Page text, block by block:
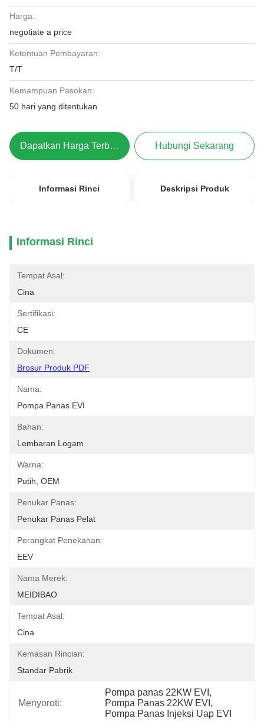
Harga:
negotiate a price
Ketentuan Pembayaran:
T/T
Kemampuan Pasokan:
50 hari yang ditentukan
Dapatkan Harga Terbaik Hubungi Sekarang
Informasi Rinci Deskripsi Produk
Informasi Rinci
Tempat Asal:
Cina
Sertifikasi:
CE
Dokumen:
Brosur Produk PDF
Nama:
Pompa Panas EVI
Bahan:
Lembaran Logam
Warna:
Putih, OEM
Penukar Panas:
Penukar Panas Pelat
Perangkat Penekanan:
EEV
Nama Merek:
MEIDIBAO
Tempat Asal:
Cina
Kemasan Rincian:
Standar Pabrik
Menyoroti:
Pompa panas 22KW EVI ,
Pompa Panas 22KW EVI ,
Pompa Panas Injeksi Uap EVI